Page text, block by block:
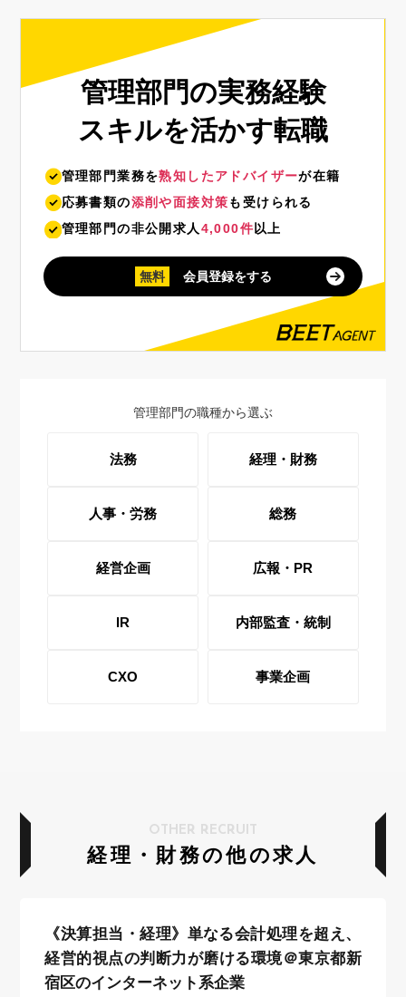
管理部門の実務経験
スキルを活かす転職
管理部門業務を熟知したアドバイザーが在籍
応募書類の添削や面接対策も受けられる
管理部門の非公開求人4,000件以上
無料 会員登録をする
管理部門の職種から選ぶ
法務 経理・財務
人事・労務 総務
経営企画 広報・PR
IR 内部監査・統制
CXO 事業企画
経理・財務の他の求人
OTHER RECRUIT
《決算担当・経理》単なる会計処理を超え、
経営的視点の判断力が磨ける環境＠東京都新
宿区のインターネット系企業